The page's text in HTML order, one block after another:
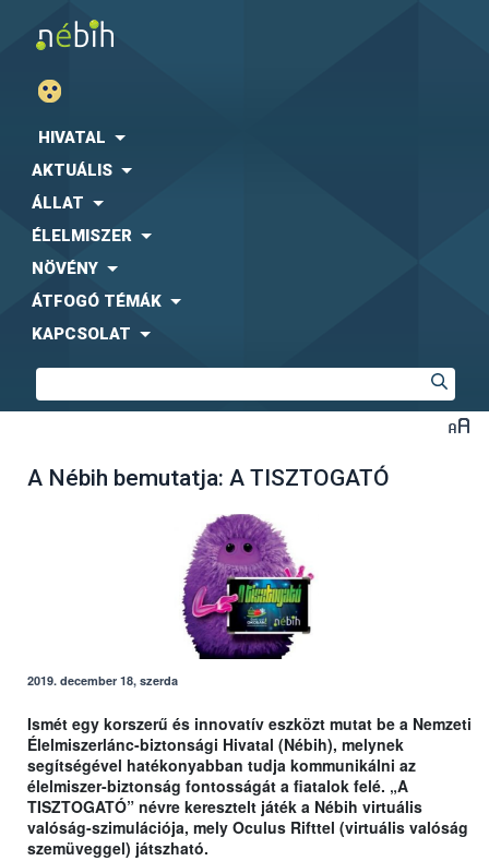
HIVATAL
AKTUÁLIS
ÁLLAT
ÉLELMISZER
NÖVÉNY
ÁTFOGÓ TÉMÁK
KAPCSOLAT
A Nébih bemutatja: A TISZTOGATÓ
2019. december 18, szerda
Ismét egy korszerű és innovatív eszközt mutat be a Nemzeti
Élelmiszerlánc-biztonsági Hivatal (Nébih), melynek
segítségével hatékonyabban tudja kommunikálni az
élelmiszer-biztonság fontosságát a fiatalok felé. „A
TISZTOGATÓ” névre keresztelt játék a Nébih virtuális
valóság-szimulációja, mely Oculus Rifttel (virtuális valóság
szemüveggel) játszható.